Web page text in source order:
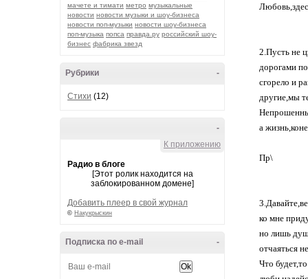
мачете и тимати метро музыкальные
новости новости музыки и шоу-бизнеса
новости поп-музыки новости шоу-бизнеса
поп-музыка попса правда.ру российский шоу-
бизнес фабрика звезд
-
Рубрики
Стихи (12)
-
К приложению
Радио в блоге
[Этот ролик находится на
заблокированном домене]
Добавить плеер в свой журнал
© Накукрыскин
-
Подписка по e-mail
2.Пусть не
дорогами
сгорело и
другие,мы
а
Пр\
ко мне
но лишь
отчаяться
Что